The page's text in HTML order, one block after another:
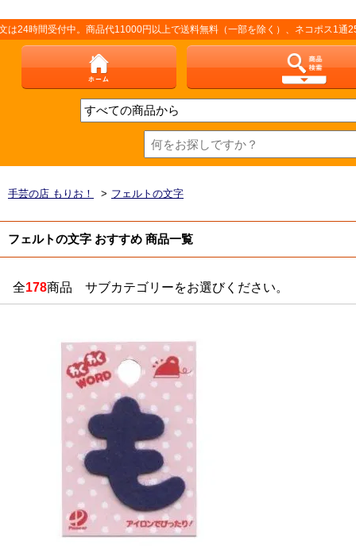
付中。商品代11000円以上で送料無料（一部を除く）、ネコポス1通250円（厚
手芸の店 もりお！ > フェルトの文字
フェルトの文字 おすすめ 商品一覧
全178商品 サブカテゴリーをお選びください。